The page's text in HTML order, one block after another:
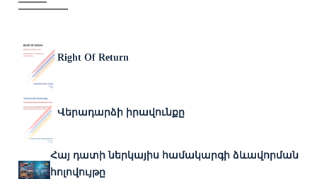
Right Of Return
Վերադարձի իրավունքը
Հայ դատի ներկայիս համակարգի ձևավորման
հոլովույթը